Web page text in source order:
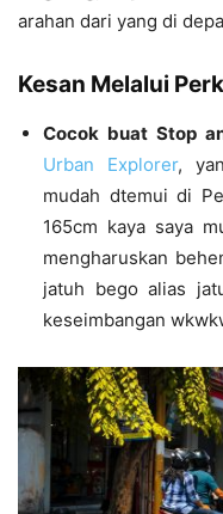
arahan dari yang di
Kesan Melalui
Cocok buat Stop
Urban Explorer,
mudah dtemui di
165cm kaya saya
mengharuskan
jatuh bego alias
keseimbangan